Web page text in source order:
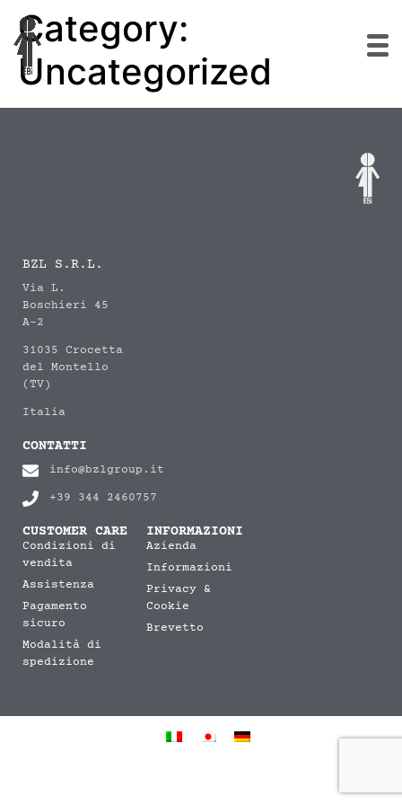
Category:
Uncategorized
BZL S.R.L.
Via L.
Boschieri 45
A-2
31035 Crocetta
del Montello
(TV)
Italia
CONTATTI
info@bzlgroup.it
+39 344 2460757
CUSTOMER CARE
Condizioni di
vendita
Assistenza
Pagamento
sicuro
Modalità di
spedizione
INFORMAZIONI
Azienda
Informazioni
Privacy &
Cookie
Brevetto